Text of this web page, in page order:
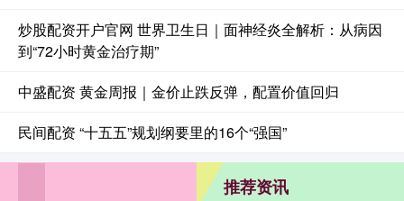
炒股配资开户官网 世界卫生日｜面神经炎全解析：从病因
到“72小时黄金治疗期”
中盛配资 黄金周报｜金价止跌反弹，配置价值回归
民间配资 “十五五”规划纲要里的16个“强国”
推荐资讯